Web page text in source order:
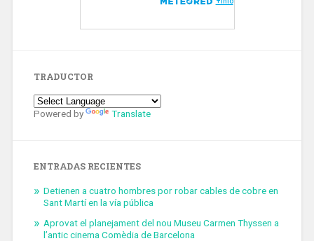
TRADUCTOR
Powered by Translate
ENTRADAS RECIENTES
Detienen a cuatro hombres por robar cables de cobre en
Sant Martí en la vía pública
Aprovat el planejament del nou Museu Carmen Thyssen a
l’antic cinema Comèdia de Barcelona